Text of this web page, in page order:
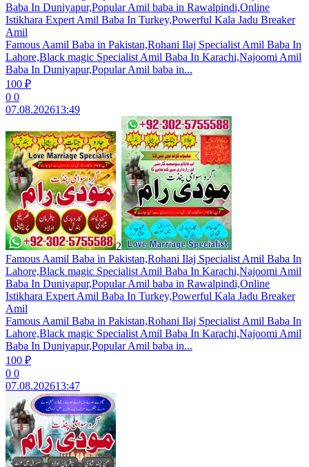
Baba In Duniyapur,Popular Amil baba in Rawalpindi,Online
Istikhara Expert Amil Baba In Turkey,Powerful Kala Jadu Breaker
Amil
Famous Aamil Baba in Pakistan,Rohani Ilaj Specialist Amil Baba In
Lahore,Black magic Specialist Amil Baba In Karachi,Najoomi Amil
Baba In Duniyapur,Popular Amil baba in...
100 ₽
0 0
07.08.202613:49
2
Famous Aamil Baba in Pakistan,Rohani Ilaj Specialist Amil Baba In
Lahore,Black magic Specialist Amil Baba In Karachi,Najoomi Amil
Baba In Duniyapur,Popular Amil baba in Rawalpindi,Online
Istikhara Expert Amil Baba In Turkey,Powerful Kala Jadu Breaker
Amil
Famous Aamil Baba in Pakistan,Rohani Ilaj Specialist Amil Baba In
Lahore,Black magic Specialist Amil Baba In Karachi,Najoomi Amil
Baba In Duniyapur,Popular Amil baba in...
100 ₽
0 0
07.08.202613:47